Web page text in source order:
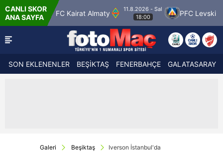
CANLI SKOR
ANA SAYFA
FC Kairat Almaty
11.8.2026 - Sal
18:00
PFC Levski Sofya
SON EKLENENLER BEŞİKTAŞ FENERBAHÇE GALATASARAY
Galeri Beşiktaş Iverson İstanbul'da